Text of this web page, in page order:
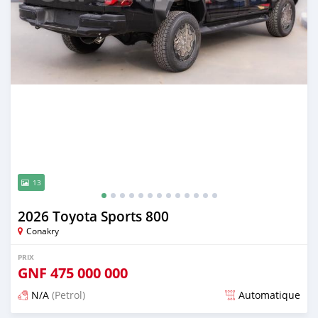
13
2026 Toyota Sports 800
Conakry
PRIX
GNF 475 000 000
N/A (Petrol) Automatique